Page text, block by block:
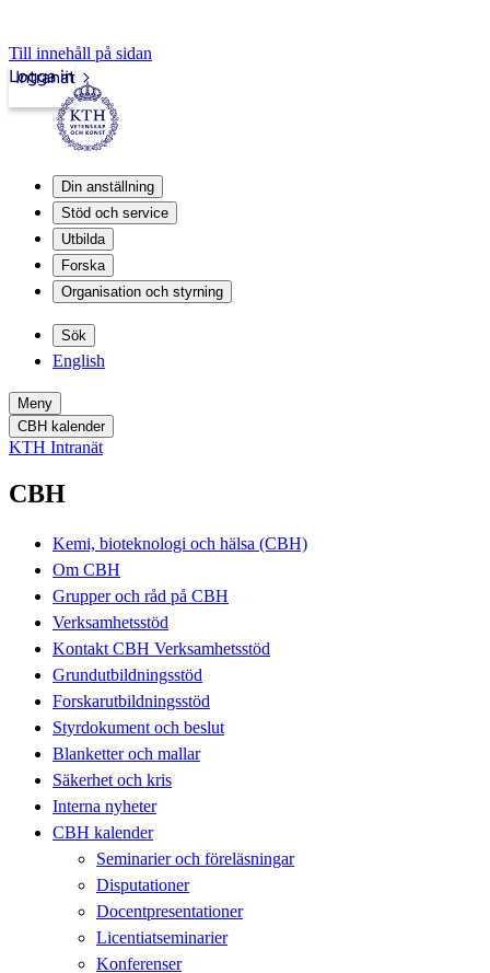
Till innehåll på sidan
Intranät
Logga in
Din anställning
Stöd och service
Utbilda
Forska
Organisation och styrning
Sök
English
Meny
CBH kalender
KTH Intranät
CBH
Kemi, bioteknologi och hälsa (CBH)
Om CBH
Grupper och råd på CBH
Verksamhetsstöd
Kontakt CBH Verksamhetsstöd
Grundutbildningsstöd
Forskarutbildningsstöd
Styrdokument och beslut
Blanketter och mallar
Säkerhet och kris
Interna nyheter
CBH kalender
Seminarier och föreläsningar
Disputationer
Docentpresentationer
Licentiatseminarier
Konferenser